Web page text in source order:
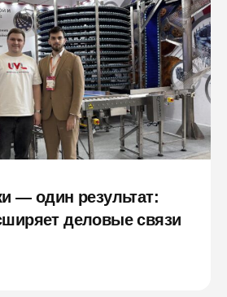
— один результат:
деловые связи